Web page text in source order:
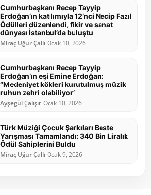
Cumhurbaşkanı Recep Tayyip
Erdoğan’ın katılımıyla 12’nci Necip Fazıl
Ödülleri düzenlendi, fikir ve sanat
dünyası İstanbul’da buluştu
Miraç Uğur Çallı Ocak 10, 2026
Cumhurbaşkanı Recep Tayyip
Erdoğan’ın eşi Emine Erdoğan:
“Medeniyet kökleri kurutulmuş müzik
ruhun zehri olabiliyor”
Ayşegül Çalışır Ocak 10, 2026
Türk Müziği Çocuk Şarkıları Beste
Yarışması Tamamlandı: 340 Bin Liralık
Ödül Sahiplerini Buldu
Miraç Uğur Çallı Ocak 9, 2026